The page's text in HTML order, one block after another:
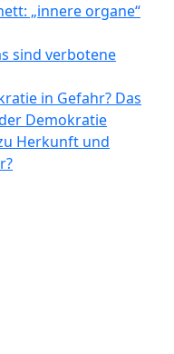
„innere organe“
sind verbotene
in Gefahr? Das
Demokratie
Herkunft und